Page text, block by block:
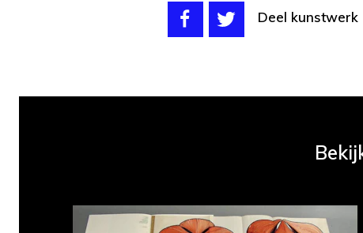
Deel kunstwerk